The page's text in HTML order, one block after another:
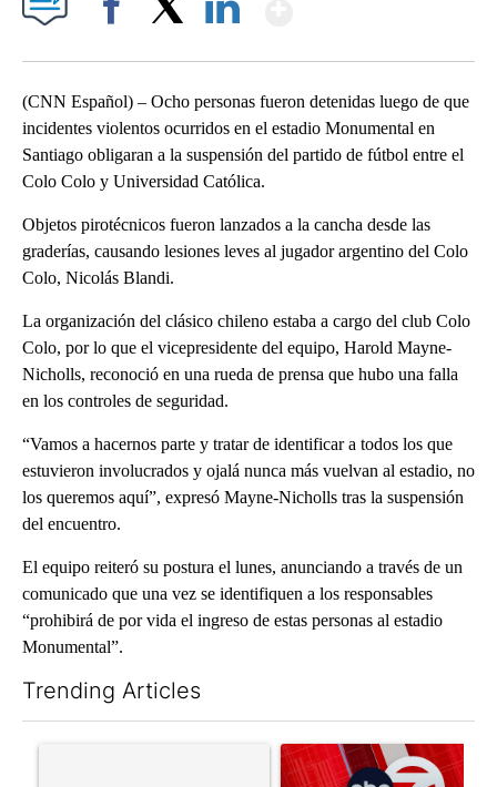
(CNN Español) – Ocho personas fueron detenidas luego de que
incidentes violentos ocurridos en el estadio Monumental en
Santiago obligaran a la suspensión del partido de fútbol entre el
Colo Colo y Universidad Católica.
Objetos pirotécnicos fueron lanzados a la cancha desde las
graderías, causando lesiones leves al jugador argentino del Colo
Colo, Nicolás Blandi.
La organización del clásico chileno estaba a cargo del club Colo
Colo, por lo que el vicepresidente del equipo, Harold Mayne-
Nicholls, reconoció en una rueda de prensa que hubo una falla
en los controles de seguridad.
“Vamos a hacernos parte y tratar de identificar a todos los que
estuvieron involucrados y ojalá nunca más vuelvan al estadio, no
los queremos aquí”, expresó Mayne-Nicholls tras la suspensión
del encuentro.
El equipo reiteró su postura el lunes, anunciando a través de un
comunicado que una vez se identifiquen a los responsables
“prohibirá de por vida el ingreso de estas personas al estadio
Monumental”.
Trending Articles
A trending article titled "‘It’s been chaotic’: Trump’s
A trending article titled